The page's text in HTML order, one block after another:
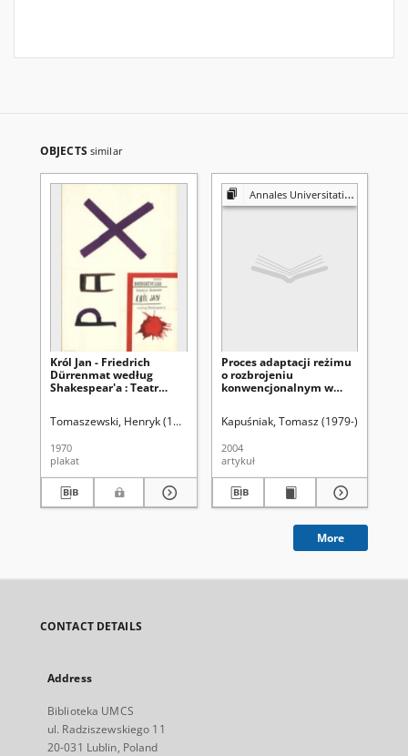
OBJECTS similar
Król Jan - Friedrich
Dürrenmat według
Shakespear'a : Teatr
Tomaszewski, Henryk (1914-2005)
1970
plakat
Annales Universitatis Mariae Curie-Skłodowska. Sectio K, Politologia
Proces adaptacji reżimu
o rozbrojeniu
konwencjonalnym w
Kapuśniak, Tomasz (1979-)
2004
artykuł
More
CONTACT DETAILS
Address
Biblioteka UMCS
ul. Radziszewskiego 11
20-031 Lublin, Poland